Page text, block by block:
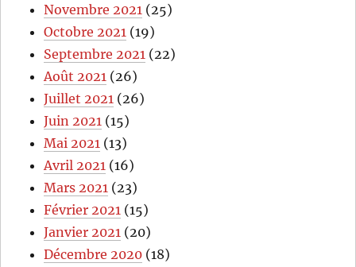
Novembre 2021 (25)
Octobre 2021 (19)
Septembre 2021 (22)
Août 2021 (26)
Juillet 2021 (26)
Juin 2021 (15)
Mai 2021 (13)
Avril 2021 (16)
Mars 2021 (23)
Février 2021 (15)
Janvier 2021 (20)
Décembre 2020 (18)